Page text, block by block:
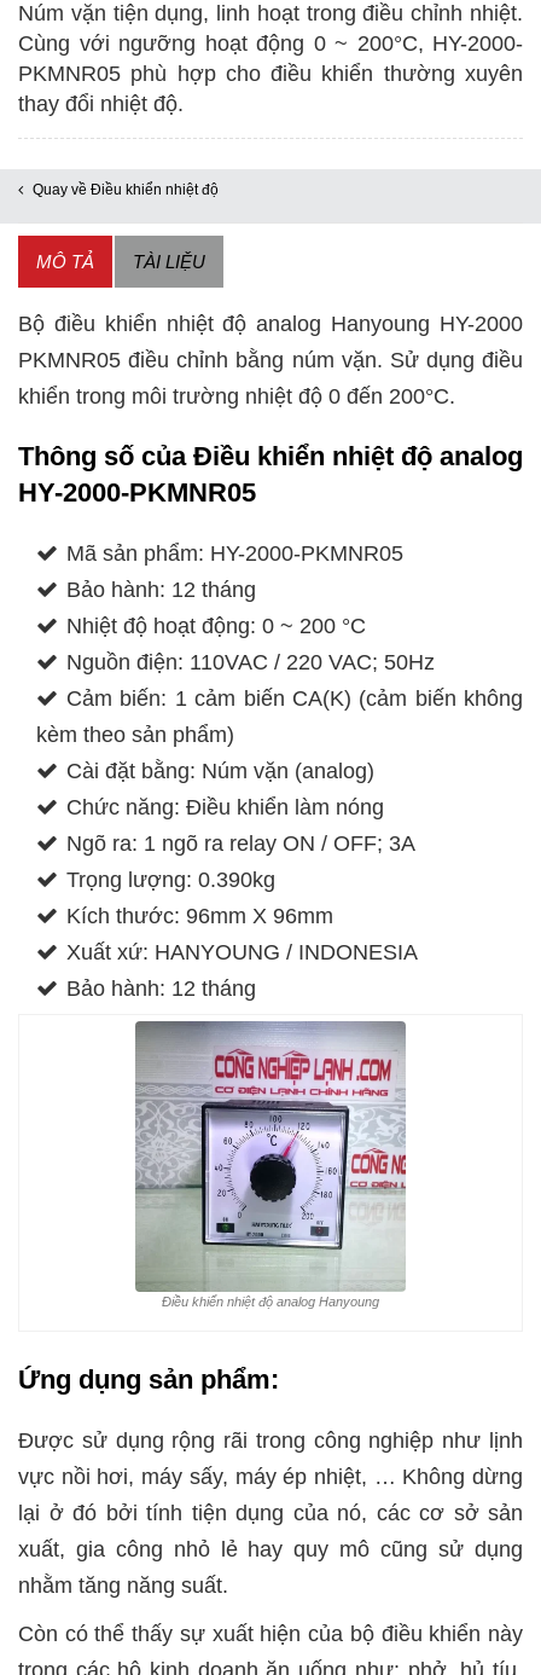
độ
analog
HY-
PKMNR05
lượng
Núm vặn tiện dụng, linh hoạt trong điều chỉnh nhiệt.
Cùng với ngưỡng hoạt động 0 ~ 200°C, HY-2000-
PKMNR05 phù hợp cho điều khiển thường xuyên
thay đổi nhiệt độ.
Quay về Điều khiển nhiệt độ
MÔ TẢ TÀI LIỆU
Bộ điều khiển nhiệt độ analog Hanyoung HY-2000
PKMNR05 điều chỉnh bằng núm vặn. Sử dụng điều
khiển trong môi trường nhiệt độ 0 đến 200°C.
Thông số của Điều khiển nhiệt độ analog
HY-2000-PKMNR05
Mã sản phẩm: HY-2000-PKMNR05
Bảo hành: 12 tháng
Nhiệt độ hoạt động: 0 ~ 200 °C
Nguồn điện: 110VAC / 220 VAC; 50Hz
Cảm biến: 1 cảm biến CA(K) (cảm biến không
kèm theo sản phẩm)
Cài đặt bằng: Núm vặn (analog)
Chức năng: Điều khiển làm nóng
Ngõ ra: 1 ngõ ra relay ON / OFF; 3A
Trọng lượng: 0.390kg
Kích thước: 96mm X 96mm
Xuất xứ: HANYOUNG / INDONESIA
Bảo hành: 12 tháng
Điều khiển nhiệt độ analog Hanyoung
Ứng dụng sản phẩm:
Được sử dụng rộng rãi trong công nghiệp như lịnh
vực nồi hơi, máy sấy, máy ép nhiệt, … Không dừng
lại ở đó bởi tính tiện dụng của nó, các cơ sở sản
xuất, gia công nhỏ lẻ hay quy mô cũng sử dụng
nhằm tăng năng suất.
Còn có thể thấy sự xuất hiện của bộ điều khiển này
trong các hộ kinh doanh ăn uống như: phở, hủ tíu,